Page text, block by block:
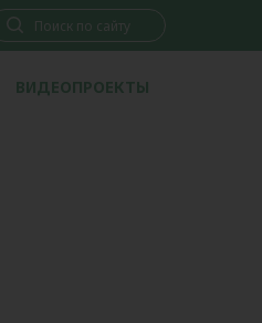
ВИДЕОПРОЕКТЫ